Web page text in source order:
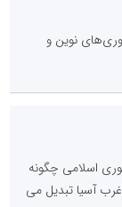
نوین و
اسلامی چگونه
غرب آسیا تبدیل می